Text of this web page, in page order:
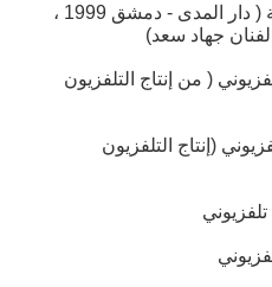
11- خارج السرب - مسرحية ( دار المدى - دمشق 1999 ،
جهاد سعد)
( من إنتاج التلفزيون
(إنتاج التلفزيون